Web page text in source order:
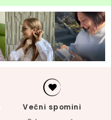
Večni spomini